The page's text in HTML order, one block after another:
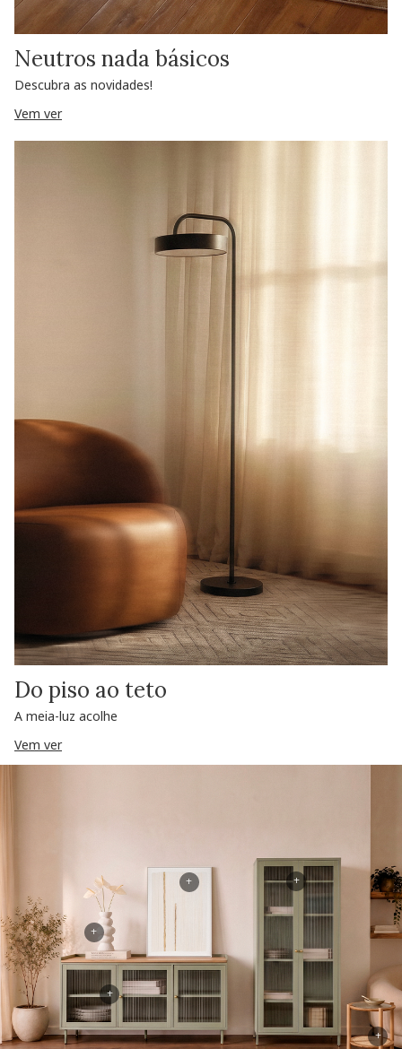
Neutros nada básicos
Descubra as novidades!
Vem ver
Do piso ao teto
A meia-luz acolhe
Vem ver
+
+
+
+
+